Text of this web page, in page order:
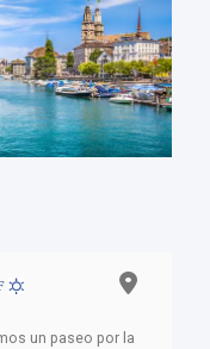
un paseo por la